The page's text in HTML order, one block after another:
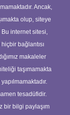
Ancak,
olup, siteye
internet sitesi,
bağlantısı
makaleler
taşımamakta
tesadüfidir.
bir bilgi paylaşım